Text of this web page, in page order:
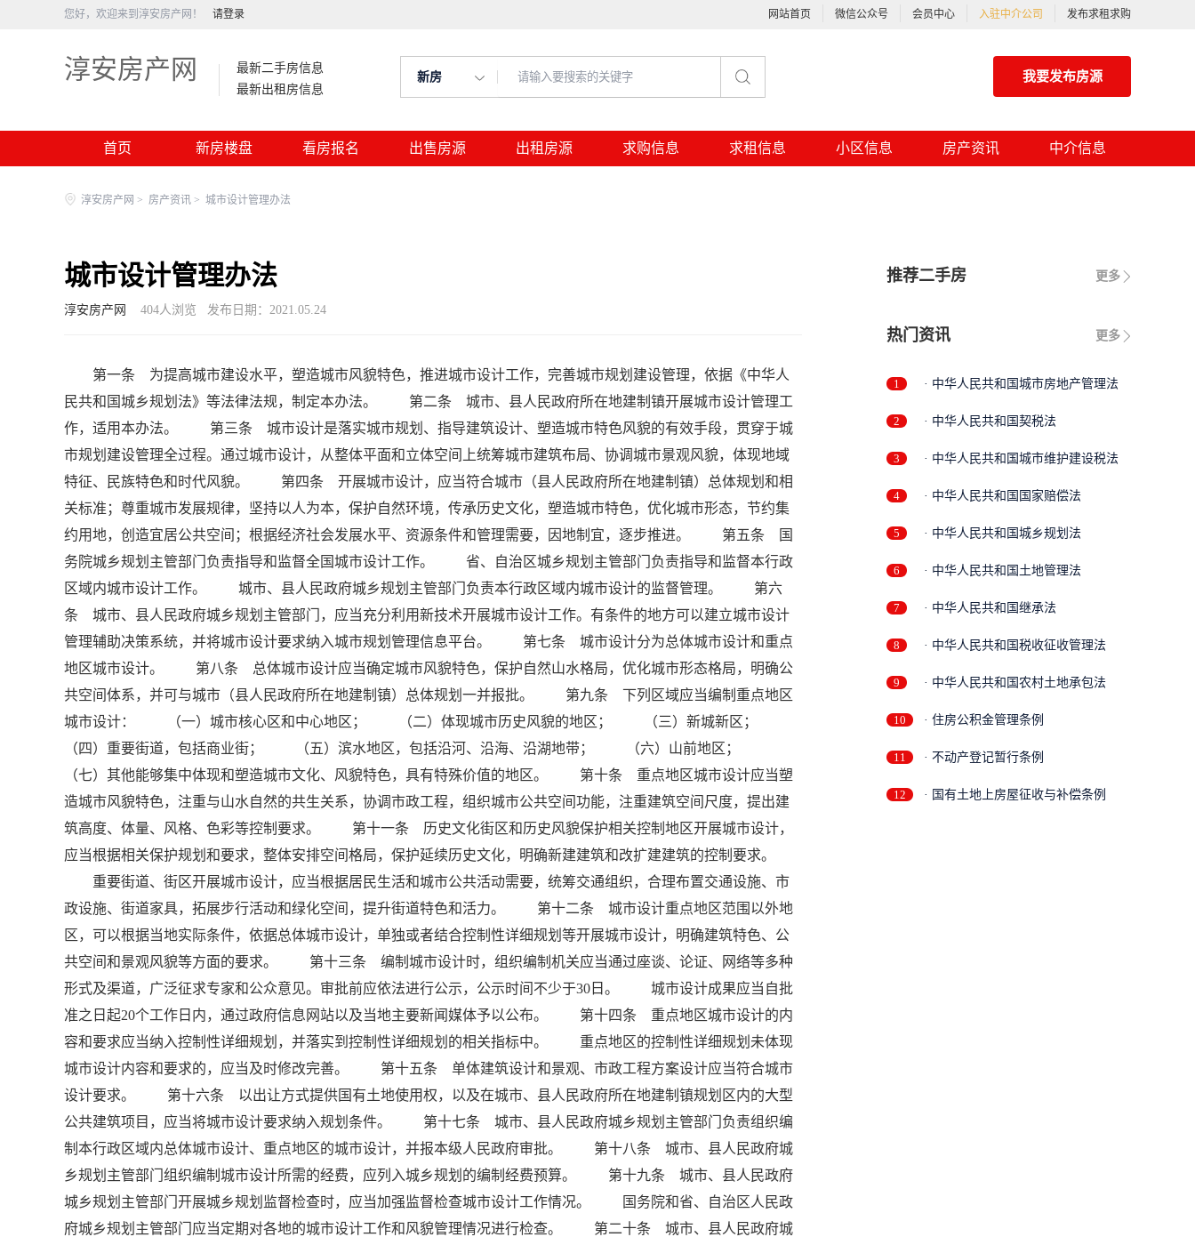
您好，欢迎来到淳安房产网！ 请登录 网站首页 微信公众号 会员中心 入驻中介公司 发布求租求购
淳安房产网
最新二手房信息
最新出租房信息
新房 我要发布房源
首页 新房楼盘 看房报名 出售房源 出租房源 求购信息 求租信息 小区信息 房产资讯 中介信息
淳安房产网 > 房产资讯 > 城市设计管理办法
城市设计管理办法
淳安房产网 404人浏览 发布日期：2021.05.24
第一条 为提高城市建设水平，塑造城市风貌特色，推进城市设计工作，完善城市规划建设管理，依据《中华人
民共和国城乡规划法》等法律法规，制定本办法。 第二条 城市、县人民政府所在地建制镇开展城市设计管理工
作，适用本办法。 第三条 城市设计是落实城市规划、指导建筑设计、塑造城市特色风貌的有效手段，贯穿于城
市规划建设管理全过程。通过城市设计，从整体平面和立体空间上统筹城市建筑布局、协调城市景观风貌，体现地域
特征、民族特色和时代风貌。 第四条 开展城市设计，应当符合城市（县人民政府所在地建制镇）总体规划和相
关标准；尊重城市发展规律，坚持以人为本，保护自然环境，传承历史文化，塑造城市特色，优化城市形态，节约集
约用地，创造宜居公共空间；根据经济社会发展水平、资源条件和管理需要，因地制宜，逐步推进。 第五条 国
务院城乡规划主管部门负责指导和监督全国城市设计工作。 省、自治区城乡规划主管部门负责指导和监督本行政
区域内城市设计工作。 城市、县人民政府城乡规划主管部门负责本行政区域内城市设计的监督管理。 第六
条 城市、县人民政府城乡规划主管部门，应当充分利用新技术开展城市设计工作。有条件的地方可以建立城市设计
管理辅助决策系统，并将城市设计要求纳入城市规划管理信息平台。 第七条 城市设计分为总体城市设计和重点
地区城市设计。 第八条 总体城市设计应当确定城市风貌特色，保护自然山水格局，优化城市形态格局，明确公
共空间体系，并可与城市（县人民政府所在地建制镇）总体规划一并报批。 第九条 下列区域应当编制重点地区
城市设计： （一）城市核心区和中心地区； （二）体现城市历史风貌的地区； （三）新城新区；
（四）重要街道，包括商业街； （五）滨水地区，包括沿河、沿海、沿湖地带； （六）山前地区；
（七）其他能够集中体现和塑造城市文化、风貌特色，具有特殊价值的地区。 第十条 重点地区城市设计应当塑
造城市风貌特色，注重与山水自然的共生关系，协调市政工程，组织城市公共空间功能，注重建筑空间尺度，提出建
筑高度、体量、风格、色彩等控制要求。 第十一条 历史文化街区和历史风貌保护相关控制地区开展城市设计，
应当根据相关保护规划和要求，整体安排空间格局，保护延续历史文化，明确新建建筑和改扩建建筑的控制要求。
重要街道、街区开展城市设计，应当根据居民生活和城市公共活动需要，统筹交通组织，合理布置交通设施、市
政设施、街道家具，拓展步行活动和绿化空间，提升街道特色和活力。 第十二条 城市设计重点地区范围以外地
区，可以根据当地实际条件，依据总体城市设计，单独或者结合控制性详细规划等开展城市设计，明确建筑特色、公
共空间和景观风貌等方面的要求。 第十三条 编制城市设计时，组织编制机关应当通过座谈、论证、网络等多种
形式及渠道，广泛征求专家和公众意见。审批前应依法进行公示，公示时间不少于30日。 城市设计成果应当自批
准之日起20个工作日内，通过政府信息网站以及当地主要新闻媒体予以公布。 第十四条 重点地区城市设计的内
容和要求应当纳入控制性详细规划，并落实到控制性详细规划的相关指标中。 重点地区的控制性详细规划未体现
城市设计内容和要求的，应当及时修改完善。 第十五条 单体建筑设计和景观、市政工程方案设计应当符合城市
设计要求。 第十六条 以出让方式提供国有土地使用权，以及在城市、县人民政府所在地建制镇规划区内的大型
公共建筑项目，应当将城市设计要求纳入规划条件。 第十七条 城市、县人民政府城乡规划主管部门负责组织编
制本行政区域内总体城市设计、重点地区的城市设计，并报本级人民政府审批。 第十八条 城市、县人民政府城
乡规划主管部门组织编制城市设计所需的经费，应列入城乡规划的编制经费预算。 第十九条 城市、县人民政府
城乡规划主管部门开展城乡规划监督检查时，应当加强监督检查城市设计工作情况。 国务院和省、自治区人民政
府城乡规划主管部门应当定期对各地的城市设计工作和风貌管理情况进行检查。 第二十条 城市、县人民政府城
更多
推荐二手房
更多
热门资讯
1 · 中华人民共和国城市房地产管理法
2 · 中华人民共和国契税法
3 · 中华人民共和国城市维护建设税法
4 · 中华人民共和国国家赔偿法
5 · 中华人民共和国城乡规划法
6 · 中华人民共和国土地管理法
7 · 中华人民共和国继承法
8 · 中华人民共和国税收征收管理法
9 · 中华人民共和国农村土地承包法
10 · 住房公积金管理条例
11 · 不动产登记暂行条例
12 · 国有土地上房屋征收与补偿条例